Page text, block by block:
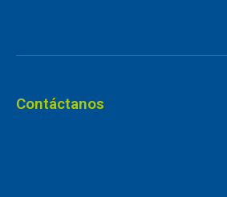
Contáctanos